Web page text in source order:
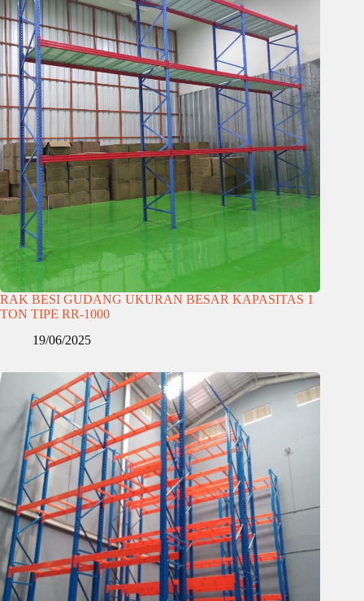
RAK BESI GUDANG UKURAN BESAR KAPASITAS 1
TON TIPE RR-1000
19/06/2025